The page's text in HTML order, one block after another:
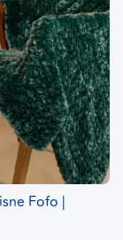
Fofo |